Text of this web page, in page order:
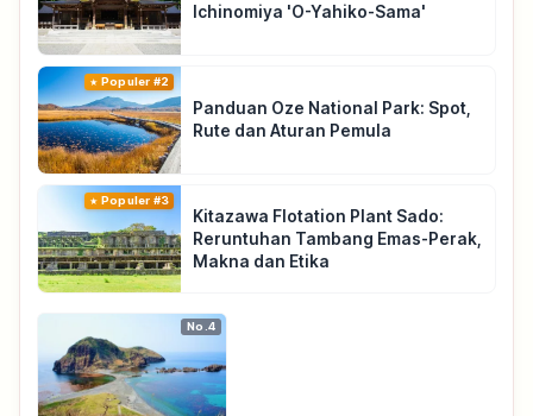
Ichinomiya 'O-Yahiko-Sama'
Populer #2
Panduan Oze National Park: Spot,
Rute dan Aturan Pemula
Populer #3
Kitazawa Flotation Plant Sado:
Reruntuhan Tambang Emas-Perak,
Makna dan Etika
No.4